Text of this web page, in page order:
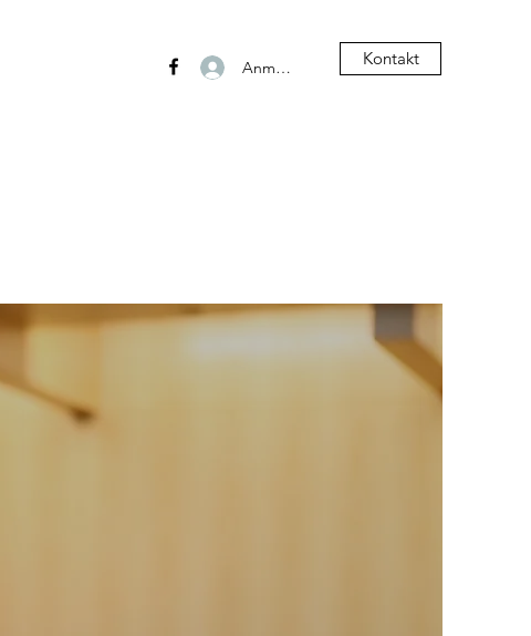
Anmelden Kontakt